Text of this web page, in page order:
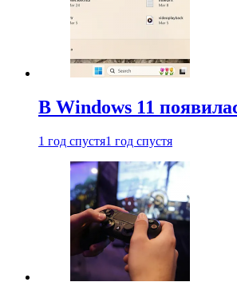
В Windows 11
1 год спустя1 год спустя